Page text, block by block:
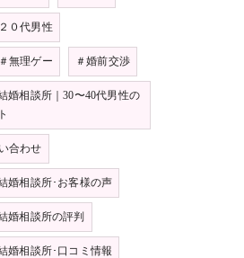
０代男性
＃無理ゲー ＃婚前交渉
婚相談所｜30〜40代男性の
合わせ
婚相談所･お客様の声
婚相談所の評判
婚相談所･口コミ情報